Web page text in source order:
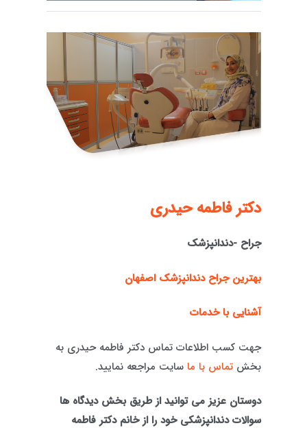
دكتر فاطمه حيدری
جراح -دندانپزشک
بهترین جراح دندانپزشک اصفهان
آشنایی با خدمات
جهت کسب اطلاعات تماس دکتر فاطمه حیدری به
بخشتماس با ما سایت مراجعه نمایید.
دوستان عزیز می توانید از طریق بخش دیدگاه ها
سوالات دندانپزشکی خود را از خانم دکتر فاطمه